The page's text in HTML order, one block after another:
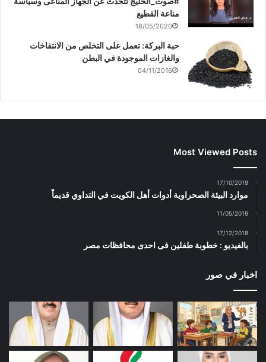
مناعة القطيع
18/05/2020
حبة البركة: تعمل على التخلص من الانتفاخات
والغازات الموجودة في البطن
04/11/2016
Most Viewed Posts
17/10/2019
موارد البيئة الصحراوية أدوات أهل الكويت في التداوي قديماً
11/05/2019
17/12/2018
بالفيديو : خطوبة طفلين فى احدى محافظات مصر
اخبار في صور